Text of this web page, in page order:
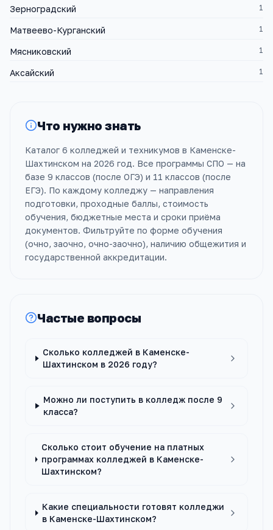
Зерноградский 1
Матвеево-Курганский 1
Мясниковский 1
Аксайский 1
Что нужно знать
Каталог 6 колледжей и техникумов в Каменске-
Шахтинском на 2026 год. Все программы СПО — на
базе 9 классов (после ОГЭ) и 11 классов (после
ЕГЭ). По каждому колледжу — направления
подготовки, проходные баллы, стоимость
обучения, бюджетные места и сроки приёма
документов. Фильтруйте по форме обучения
(очно, заочно, очно-заочно), наличию общежития и
государственной аккредитации.
Частые вопросы
Сколько колледжей в Каменске-
Шахтинском в 2026 году?
Можно ли поступить в колледж после 9
класса?
Сколько стоит обучение на платных
программах колледжей в Каменске-
Шахтинском?
Какие специальности готовят колледжи
в Каменске-Шахтинском?